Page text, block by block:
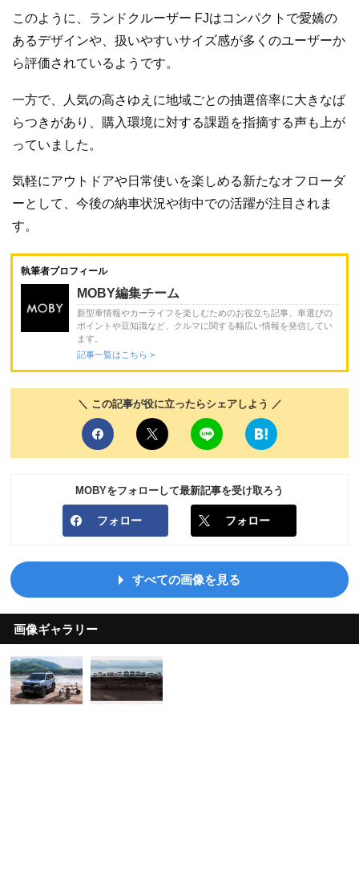
このように、ランドクルーザー FJはコンパクトで愛嬌の
あるデザインや、扱いやすいサイズ感が多くのユーザーか
ら評価されているようです。
一方で、人気の高さゆえに地域ごとの抽選倍率に大きなば
らつきがあり、購入環境に対する課題を指摘する声も上が
っていました。
気軽にアウトドアや日常使いを楽しめる新たなオフローダ
ーとして、今後の納車状況や街中での活躍が注目されま
す。
執筆者プロフィール
MOBY編集チーム
新型車情報やカーライフを楽しむためのお役立ち記事、車選びの
ポイントや豆知識など、クルマに関する幅広い情報を発信してい
ます。
記事一覧はこちら >
＼ この記事が役に立ったらシェアしよう ／
MOBYをフォローして最新記事を受け取ろう
フォロー フォロー
すべての画像を見る
画像ギャラリー